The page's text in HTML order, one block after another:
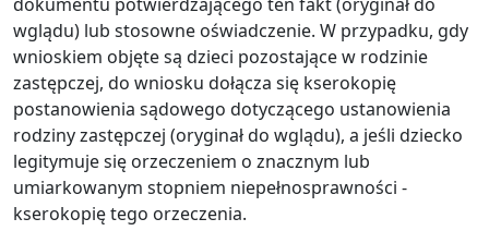
wglądu) lub stosowne oświadczenie. W przypadku, gdy
wnioskiem objęte są dzieci pozostające w rodzinie
zastępczej, do wniosku dołącza się kserokopię
postanowienia sądowego dotyczącego ustanowienia
rodziny zastępczej (oryginał do wglądu), a jeśli dziecko
legitymuje się orzeczeniem o znacznym lub
umiarkowanym stopniem niepełnosprawności -
kserokopię tego orzeczenia.